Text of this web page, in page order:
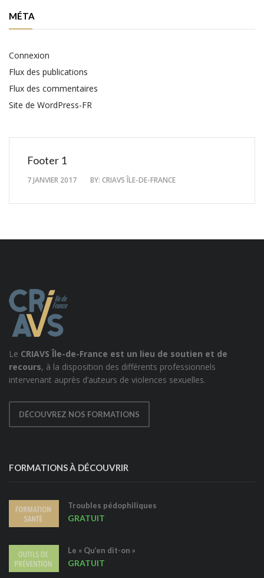
MÉTA
Connexion
Flux des publications
Flux des commentaires
Site de WordPress-FR
Footer 1
7 JANVIER 2017 BY: CRIAVS ÎLE-DE-FRANCE
Le CRIAVS Île-de-France est un lieu de soutien et de
recours, à la disposition des différents professionnels
intervenant auprès d’auteurs de violences sexuelles.
DÉCOUVREZ NOS FORMATIONS
FORMATIONS À DÉCOUVRIR
Troubles pédophiliques
GRATUIT
Le « Qu’en dit-on »
GRATUIT